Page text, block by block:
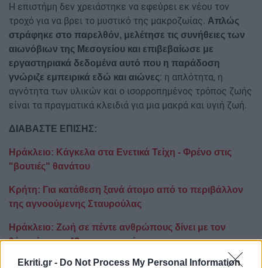
Ekriti.gr - Do Not Process My Personal Information
Η επιστήμη δεν χρειάστηκε να εφεύρει εκ νέου τον
τροχό για να βρει το μυστικό της μακροζωίας. Απλώς
στράφηκε στο παρελθόν, μελέτησε τις συνήθειες των
αιωνόβιων της Μεσογείου και επιβεβαίωσε με
εργαστηριακά δεδομένα αυτό που η παράδοση
γνώριζε εμπειρικά εδώ και αιώνες: η απλότητα, η
αγνότητα των υλικών και ο ισορροπημένος τρόπος ζωής
είναι τα πραγματικά κλειδιά για μια μακρά και υγιή ζωή.
ΔΙΑΒΑΣΤΕ ΕΠΙΣΗΣ:
Ηράκλειο: Κάγκελα στα Ενετικά Τείχη - Φρένο στις
"βουτιές" θανάτου
Κρήτη: Για κατάθεση ξανά άτομο από το περιβάλλον
της αγνοούμενης Σταυρούλας
Ηράκλειο: Ζωή σε πέντε ανθρώπους δίνει με τον
θάνατό του ο 42χρονος πατέρας...
Ακολουθήστε το ekriti.gr στοGoogle Newsκαι